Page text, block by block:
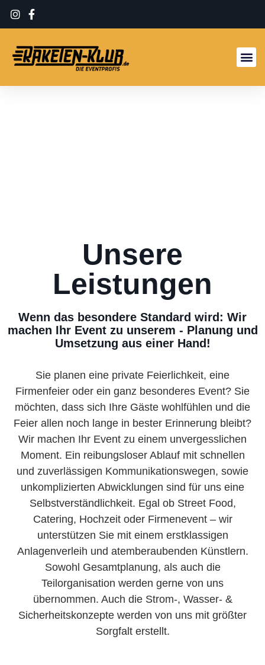
FÄLLT INS AUGE
Unsere
Leistungen
Wenn das besondere Standard wird: Wir
machen Ihr Event zu unserem - Planung und
Umsetzung aus einer Hand!
Sie planen eine private Feierlichkeit, eine
Firmenfeier oder ein ganz besonderes Event? Sie
möchten, dass sich Ihre Gäste wohlfühlen und die
Feier allen noch lange in bester Erinnerung bleibt?
Wir machen Ihr Event zu einem unvergesslichen
Moment. Ein reibungsloser Ablauf mit schnellen
und zuverlässigen Kommunikationswegen, sowie
unkomplizierten Abwicklungen sind für uns eine
Selbstverständlichkeit. Egal ob Street Food,
Catering, Hochzeit oder Firmenevent – wir
unterstützen Sie mit einem erstklassigen
Anlagenverleih und atemberaubenden Künstlern.
Sowohl Gesamtplanung, als auch die
Teilorganisation werden gerne von uns
übernommen. Auch die Strom-, Wasser- &
Sicherheitskonzepte werden von uns mit größter
Sorgfalt erstellt.